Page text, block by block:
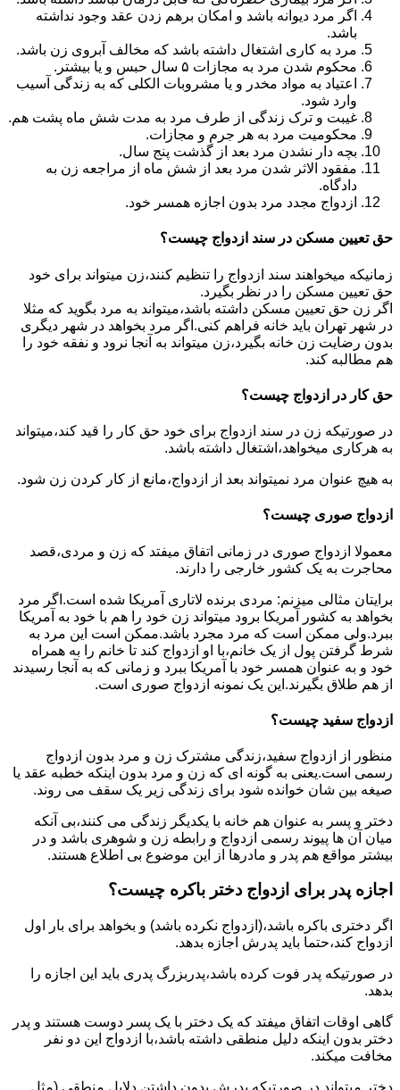
اگر مرد دیوانه باشد و امکان برهم زدن عقد وجود نداشته
باشد.
مرد به کاری اشتغال داشته باشد که مخالف آبروی زن باشد.
محکوم شدن مرد به مجازات ۵ سال حبس و یا بیشتر.
اعتیاد به مواد مخدر و یا مشروبات الکلی که به زندگی آسیب
وارد شود.
غیبت و ترک زندگی از طرف مرد به مدت شش ماه پشت هم.
محکومیت مرد به هر جرم و مجازات.
بچه دار نشدن مرد بعد از گذشت پنج سال.
مفقود الاثر شدن مرد بعد از شش ماه از مراجعه زن به
دادگاه.
ازدواج مجدد مرد بدون اجازه همسر خود.
حق تعیین مسکن در سند ازدواج چیست؟
زمانیکه میخواهند سند ازدواج را تنظیم کنند،زن میتواند برای خود
حق تعیین مسکن را در نظر بگیرد.
اگر زن حق تعیین مسکن داشته باشد،میتواند به مرد بگوید که مثلا
در شهر تهران باید خانه فراهم کنی.اگر مرد بخواهد در شهر دیگری
بدون رضایت زن خانه بگیرد،زن میتواند به آنجا نرود و نفقه خود را
هم مطالبه کند.
حق کار در ازدواج چیست؟
در صورتیکه زن در سند ازدواج برای خود حق کار را قید کند،میتواند
به هرکاری میخواهد،اشتغال داشته باشد.
به هیچ عنوان مرد نمیتواند بعد از ازدواج،مانع از کار کردن زن شود.
ازدواج صوری چیست؟
معمولا ازدواج صوری در زمانی اتفاق میفتد که زن و مردی،قصد
محاجرت به یک کشور خارجی را دارند.
برایتان مثالی میزنم: مردی برنده لاتاری آمریکا شده است.اگر مرد
بخواهد به کشور آمریکا برود میتواند زن خود را هم با خود به آمریکا
ببرد.ولی ممکن است که مرد مجرد باشد.ممکن است این مرد به
شرط گرفتن پول از یک خانم،با او ازدواج کند تا خانم را به همراه
خود و به عنوان همسر خود با آمریکا ببرد و زمانی که به آنجا رسیدند
از هم طلاق بگیرند.این یک نمونه ازدواج صوری است.
ازدواج سفید چیست؟
منظور از ازدواج سفید،زندگی مشترک زن و مرد بدون ازدواج
رسمی است.یعنی به گونه ای که زن و مرد بدون اینکه خطبه عقد یا
صیغه بین شان خوانده شود برای زندگی زیر یک سقف می روند.
دختر و پسر به عنوان هم خانه با یکدیگر زندگی می کنند،بی آنکه
میان آن ها پیوند رسمی ازدواج و رابطه زن و شوهری باشد و در
بیشتر مواقع هم پدر و مادرها از این موضوع بی اطلاع هستند.
اجازه پدر برای ازدواج دختر باکره چیست؟
اگر دختری باکره باشد،(ازدواج نکرده باشد) و بخواهد برای بار اول
ازدواج کند،حتما باید پدرش اجازه بدهد.
در صورتیکه پدر فوت کرده باشد،پدربزرگ پدری باید این اجازه را
بدهد.
گاهی اوقات اتفاق میفتد که یک دختر با یک پسر دوست هستند و پدر
دختر بدون اینکه دلیل منطقی داشته باشد،با ازدواج این دو نفر
مخافت میکند.
دختر میتواند در صورتیکه پدرش بدون داشتن دلایل منطقی (مثل